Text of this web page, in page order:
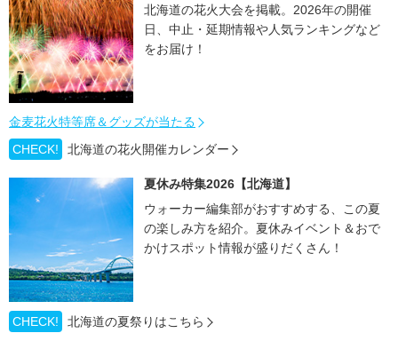
北海道の花火大会を掲載。2026年の開催
日、中止・延期情報や人気ランキングなど
をお届け！
金麦花火特等席＆グッズが当たる
CHECK!
北海道の花火開催カレンダー
夏休み特集2026【北海道】
ウォーカー編集部がおすすめする、この夏
の楽しみ方を紹介。夏休みイベント＆おで
かけスポット情報が盛りだくさん！
CHECK! 北海道の夏祭りはこちら